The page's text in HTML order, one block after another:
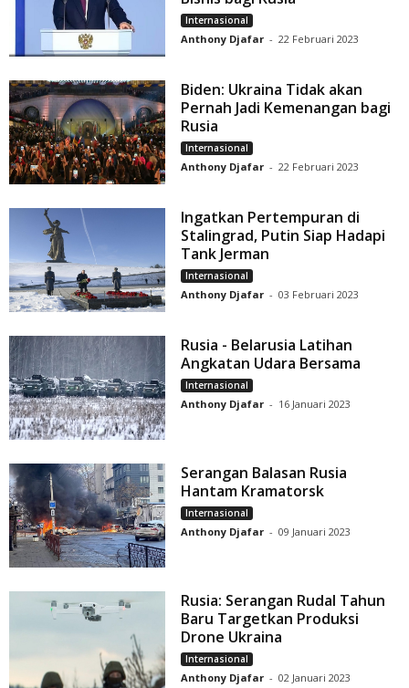
Internasional
Anthony Djafar - 22 Februari 2023
Biden: Ukraina Tidak akan
Pernah Jadi Kemenangan bagi
Rusia
Internasional
Anthony Djafar - 22 Februari 2023
Ingatkan Pertempuran di
Stalingrad, Putin Siap Hadapi
Tank Jerman
Internasional
Anthony Djafar - 03 Februari 2023
Rusia - Belarusia Latihan
Angkatan Udara Bersama
Internasional
Anthony Djafar - 16 Januari 2023
Serangan Balasan Rusia
Hantam Kramatorsk
Internasional
Anthony Djafar - 09 Januari 2023
Rusia: Serangan Rudal Tahun
Baru Targetkan Produksi
Drone Ukraina
Internasional
Anthony Djafar - 02 Januari 2023